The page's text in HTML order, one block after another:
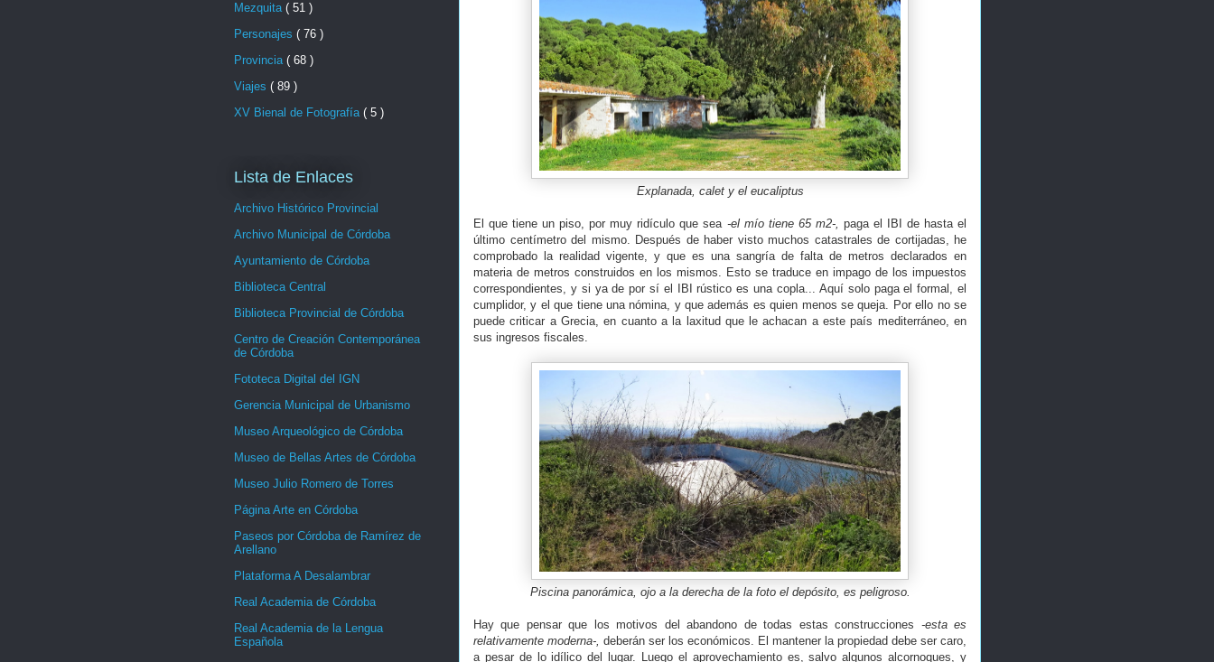
Explanada, calet y el eucaliptus
El que tiene un piso, por muy ridículo que sea -el mío tiene 65 m2-, paga el IBI de hasta el
último centímetro del mismo. Después de haber visto muchos catastrales de cortijadas, he
comprobado la realidad vigente, y que es una sangría de falta de metros declarados en
materia de metros construidos en los mismos. Esto se traduce en impago de los impuestos
correspondientes, y si ya de por sí el IBI rústico es una copla... Aquí solo paga el formal, el
cumplidor, y el que tiene una nómina, y que además es quien menos se queja. Por ello no se
puede criticar a Grecia, en cuanto a la laxitud que le achacan a este país mediterráneo, en
sus ingresos fiscales.
Piscina panorámica, ojo a la derecha de la foto el depósito, es peligroso.
Hay que pensar que los motivos del abandono de todas estas construcciones -esta es
relativamente moderna-, deberán ser los económicos. El mantener la propiedad debe ser caro,
a pesar de lo idílico del lugar. Luego el aprovechamiento es, salvo algunos alcornoques, y
Mezquita ( 51 )
Personajes ( 76 )
Provincia ( 68 )
Viajes ( 89 )
XV Bienal de Fotografía ( 5 )
Lista de Enlaces
Archivo Histórico Provincial
Archivo Municipal de Córdoba
Ayuntamiento de Córdoba
Biblioteca Central
Biblioteca Provincial de Córdoba
Centro de Creación Contemporánea
de Córdoba
Fototeca Digital del IGN
Gerencia Municipal de Urbanismo
Museo Arqueológico de Córdoba
Museo de Bellas Artes de Córdoba
Museo Julio Romero de Torres
Página Arte en Córdoba
Paseos por Córdoba de Ramírez de
Arellano
Plataforma A Desalambrar
Real Academia de Córdoba
Real Academia de la Lengua
Española